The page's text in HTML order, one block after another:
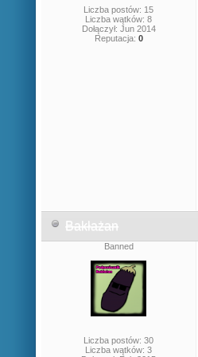
Liczba postów: 15
Liczba wątków: 8
Dołączył: Jun 2014
Reputacja: 0
Bakłażan
Banned
Liczba postów: 30
Liczba wątków: 3